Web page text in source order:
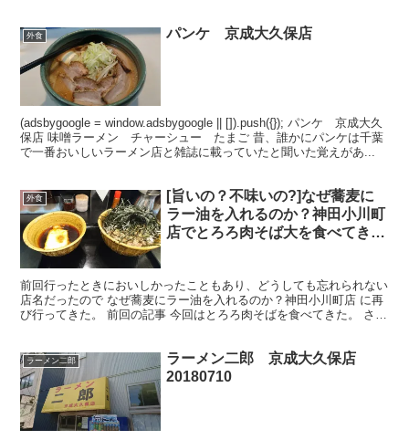
外食 パンケ 京成大久保店
(adsbygoogle = window.adsbygoogle || []).push({}); パンケ 京成大久
保店 味噌ラーメン チャーシュー たまご 昔、誰かにパンケは千葉
で一番おいしいラーメン店と雑誌に載っていたと聞いた覚えがあ...
外食
[旨いの？不味いの?]なぜ蕎麦に
ラー油を入れるのか？神田小川町
店でとろろ肉そば大を食べてきた
前回行ったときにおいしかったこともあり、どうしても忘れられない
店名だったので なぜ蕎麦にラー油を入れるのか？神田小川町店 に再
び行ってきた。 前回の記事 今回はとろろ肉そばを食べてきた。 さっ
ラーメン二郎
ラーメン二郎 京成大久保店
20180710